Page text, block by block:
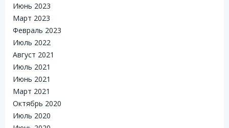
Июнь 2023
Март 2023
Февраль 2023
Июль 2022
Август 2021
Июль 2021
Июнь 2021
Март 2021
Октябрь 2020
Июль 2020